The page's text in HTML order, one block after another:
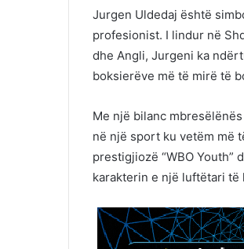
Jurgen Uldedaj është
profesionist. I lindur në
dhe Angli, Jurgeni ka
boksierëve më të mirë të
Me një bilanc
në një sport ku vetëm më
prestigjiozë “WBO Youth”
karakterin e një luftëtari të